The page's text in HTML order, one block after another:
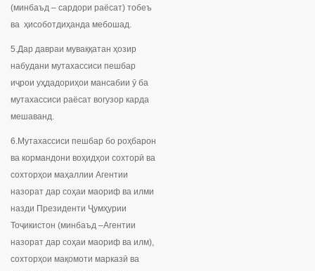
(минбаъд – сардори раёсат) тобеъ
ва ҳисоботдиҳанда мебошад.
5.Дар давраи муваққатан ҳозир
набудани мутахассиси пешбар
иҷрои уҳдадориҳои мансабии ӯ ба
мутахассиси раёсат вогузор карда
мешаванд.
6.Мутахассиси пешбар бо роҳбарон
ва кормандони воҳидҳои сохторӣ ва
сохторҳои маҳаллии Агентии
назорат дар соҳаи маориф ва илми
назди Президенти Ҷумҳурии
Тоҷикистон (минбаъд –Агентии
назорат дар соҳаи маориф ва илм),
сохторҳои мақомоти марказӣ ва